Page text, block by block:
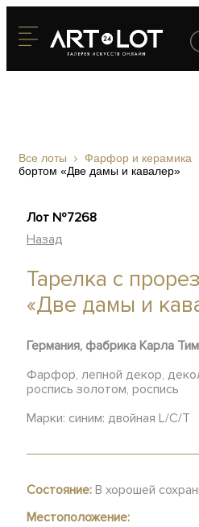
Все лоты Фарфор и керамика
бортом «Две дамы и кавалер»
Лот №7268
Назад
Тарелка с
«Две дамы и
Германия, фабрика Карла
Фарфор, лепной декор,
роспись золотом, роспись
Марки: синим: двойная L/C/T
Состояние: В хорошей
Местоположение: